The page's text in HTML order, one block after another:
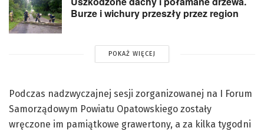
Burze i wichury przeszły przez region
POKAŻ WIĘCEJ
Podczas nadzwyczajnej sesji zorganizowanej na I Forum
Samorządowym Powiatu Opatowskiego zostały
wręczone im pamiątkowe grawertony, a za kilka tygodni